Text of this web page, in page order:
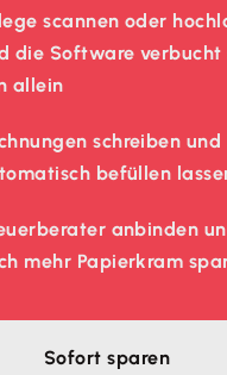
scannen oder
die Software verbucht
allein
schreiben und
befüllen
anbinden
mehr Papierkram
Sofort sparen